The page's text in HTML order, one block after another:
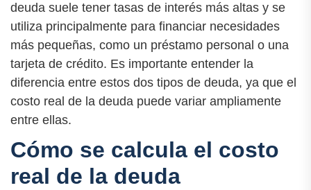
deuda suele tener tasas de interés más altas y se
utiliza principalmente para financiar necesidades
más pequeñas, como un préstamo personal o una
tarjeta de crédito. Es importante entender la
diferencia entre estos dos tipos de deuda, ya que el
costo real de la deuda puede variar ampliamente
entre ellas.
Cómo se calcula el costo
real de la deuda